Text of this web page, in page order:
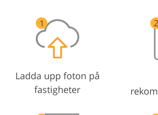
Ladda upp foton på
fastigheter